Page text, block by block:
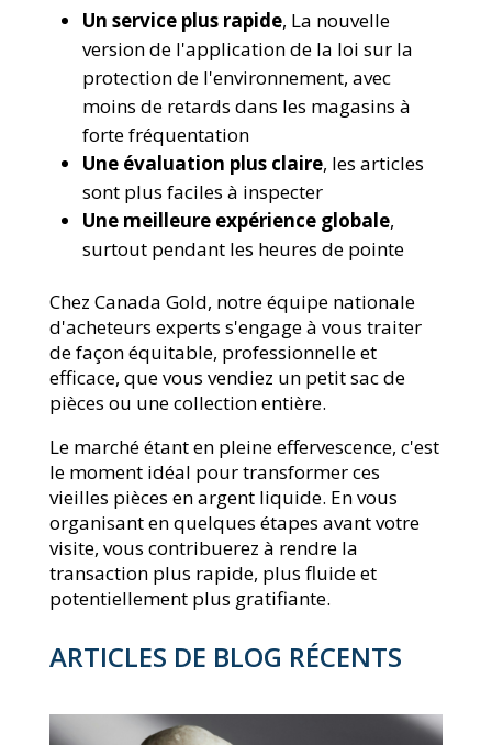
Un service plus rapide, La nouvelle
version de l'application de la loi sur la
protection de l'environnement, avec
moins de retards dans les magasins à
forte fréquentation
Une évaluation plus claire, les articles
sont plus faciles à inspecter
Une meilleure expérience globale,
surtout pendant les heures de pointe
Chez Canada Gold, notre équipe nationale
d'acheteurs experts s'engage à vous traiter
de façon équitable, professionnelle et
efficace, que vous vendiez un petit sac de
pièces ou une collection entière.
Le marché étant en pleine effervescence, c'est
le moment idéal pour transformer ces
vieilles pièces en argent liquide. En vous
organisant en quelques étapes avant votre
visite, vous contribuerez à rendre la
transaction plus rapide, plus fluide et
potentiellement plus gratifiante.
ARTICLES DE BLOG RÉCENTS